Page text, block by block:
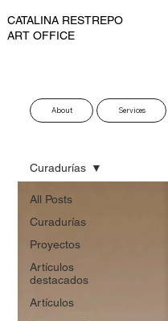
CATALINA RESTREPO
ART OFFICE
About Services
All Posts
Curadurías
Proyectos
Artículos
destacados
Artículos
Curadurías